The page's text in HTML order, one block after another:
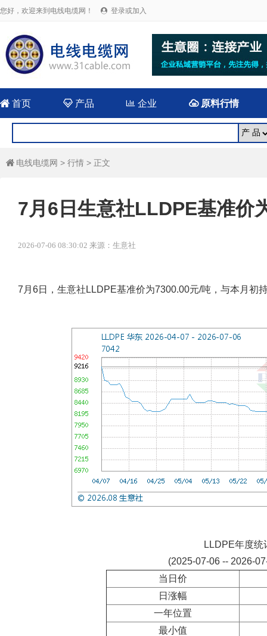
您好，欢迎来到电线电缆网！  登录或加入
 首页 产品  企业 原料行情
 电线电缆网 > 行情 > 正文
7月6日生意社LLDPE基准价
2026-07-06 08:30:02 来源：生意社
7月6日，生意社LLDPE基准价为7300.00元/吨，与本月初
LLDPE年度统
(2025-07-06 -- 2026-
当日价
日涨幅
一年位置
最小值